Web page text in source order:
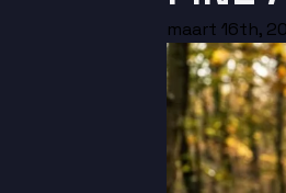
maart 16th,